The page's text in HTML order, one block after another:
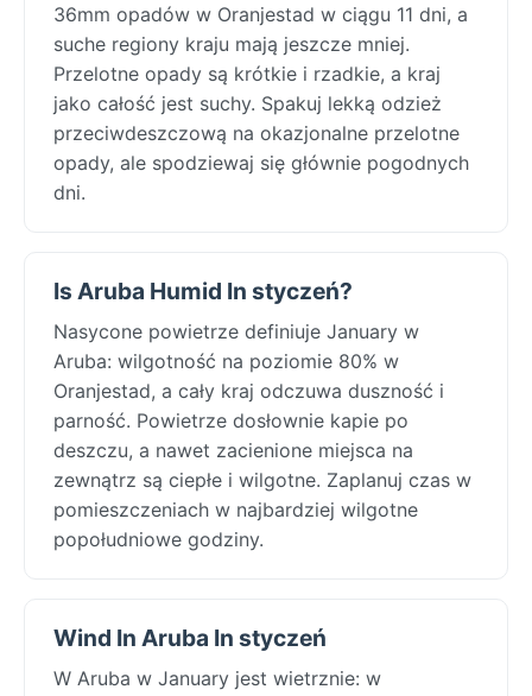
36mm opadów w Oranjestad w ciągu 11 dni, a
suche regiony kraju mają jeszcze mniej.
Przelotne opady są krótkie i rzadkie, a kraj
jako całość jest suchy. Spakuj lekką odzież
przeciwdeszczową na okazjonalne przelotne
opady, ale spodziewaj się głównie pogodnych
dni.
Is Aruba Humid In styczeń?
Nasycone powietrze definiuje January w
Aruba: wilgotność na poziomie 80% w
Oranjestad, a cały kraj odczuwa duszność i
parność. Powietrze dosłownie kapie po
deszczu, a nawet zacienione miejsca na
zewnątrz są ciepłe i wilgotne. Zaplanuj czas w
pomieszczeniach w najbardziej wilgotne
popołudniowe godziny.
Wind In Aruba In styczeń
W Aruba w January jest wietrznie: w